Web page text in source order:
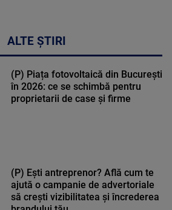
ALTE ȘTIRI
(P) Piața fotovoltaică din București
în 2026: ce se schimbă pentru
proprietarii de case și firme
(P) Ești antreprenor? Află cum te
ajută o campanie de advertoriale
să crești vizibilitatea și încrederea